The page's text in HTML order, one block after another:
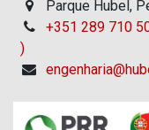
Parque Hubel,
+351 289 710
)